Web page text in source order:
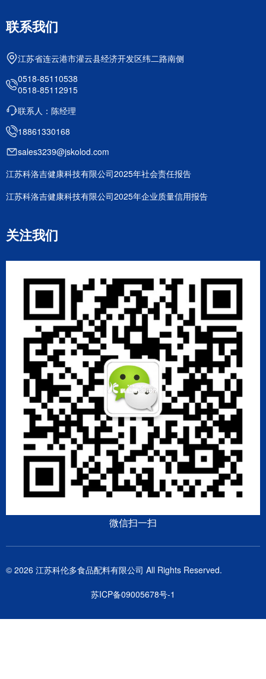
联系我们
江苏省连云港市灌云县经济开发区纬二路南侧
0518-85110538
0518-85112915
联系人：陈经理
18861330168
sales3239@jskolod.com
江苏科洛吉健康科技有限公司2025年社会责任报告
江苏科洛吉健康科技有限公司2025年企业质量信用报告
关注我们
微信扫一扫
© 2026 江苏科伦多食品配料有限公司 All Rights Reserved.
苏ICP备09005678号-1